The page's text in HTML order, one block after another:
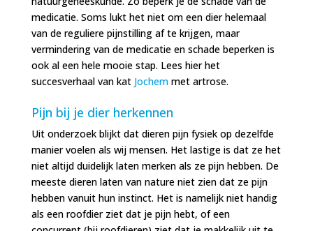
medicatie. Soms lukt het niet om een dier helemaal
van de reguliere pijnstilling af te krijgen, maar
vermindering van de medicatie en schade beperken is
ook al een hele mooie stap. Lees hier het
succesverhaal van kat Jochemmet artrose.
Pijn bij je dier herkennen
Uit onderzoek blijkt dat dieren pijn fysiek op dezelfde
manier voelen als wij mensen. Het lastige is dat ze het
niet altijd duidelijk laten merken als ze pijn hebben. De
meeste dieren laten van nature niet zien dat ze pijn
hebben vanuit hun instinct. Het is namelijk niet handig
als een roofdier ziet dat je pijn hebt, of een